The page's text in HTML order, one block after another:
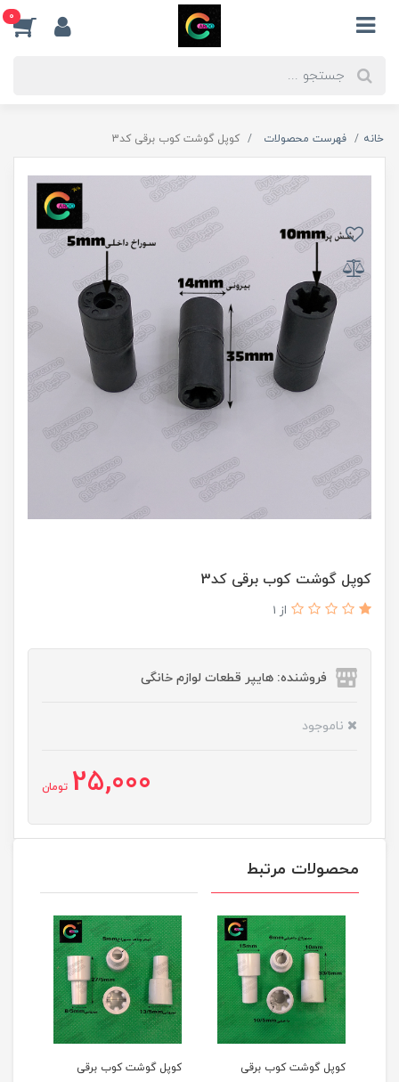
0
خانه فهرست محصولات کوپل گوشت کوب برقی کد3
کوپل گوشت کوب برقی کد3
از 1
فروشنده: هایپر قطعات لوازم خانگی
ناموجود
25,000 تومان
محصولات مرتبط
کوپل گوشت کوب برقی
کوپل گوشت کوب برقی